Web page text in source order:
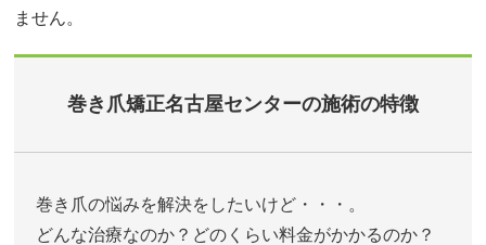
ません。
巻き爪矯正名古屋センターの施術の特徴
巻き爪の悩みを解決をしたいけど・・・。
どんな治療なのか？どのくらい料金がかかるのか？